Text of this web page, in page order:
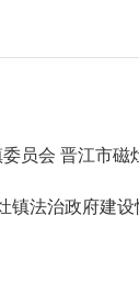
员会 晋江市磁
镇法治政府建